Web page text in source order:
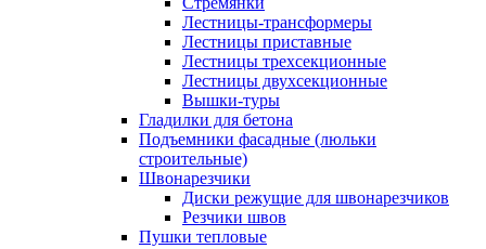
Лестницы-трансформеры
Лестницы приставные
Лестницы трехсекционные
Лестницы двухсекционные
Вышки-туры
Гладилки для бетона
Подъемники фасадные (люльки
строительные)
Швонарезчики
Диски режущие для швонарезчиков
Резчики швов
Пушки тепловые